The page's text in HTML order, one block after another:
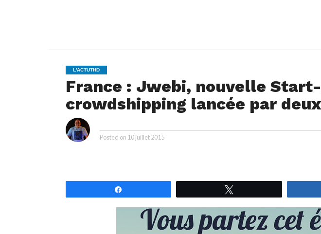
L'ACTUTHD
France : Jwebi, nouvelle
crowdshipping lancée par
Posted on 10 juillet 2015